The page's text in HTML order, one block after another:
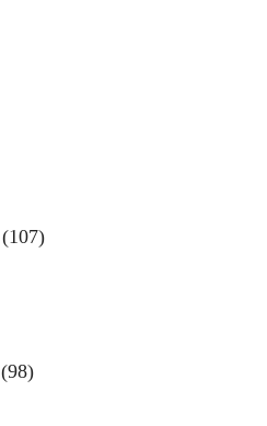
(107)
(98)